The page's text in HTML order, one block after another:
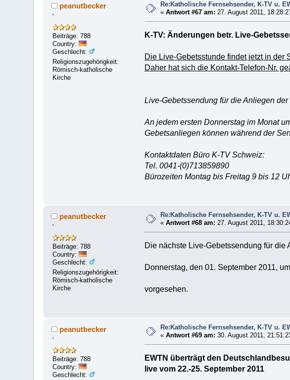
peanutbecker
'
Beiträge: 788
Country:
Geschlecht:
Religionszugehörigkeit:
Römisch-katholische
Kirche
Re:Katholische Fernsehsender, K-TV u.
«Antwort #67 am: 27. August 2011,
K-TV: Änderungen betr. Live-
Die Live-Gebetsstunde findet jetzt in der
Daher hat sich die Kontakt-Telefon-Nr.
Live-Gebetssendung für die Anliegen
An jedem ersten Donnerstag im Monat
Gebetsanliegen können während der
Kontaktdaten Büro K-TV Schweiz:
Tel. 0041-(0)713859890
Bürozeiten Montag bis Freitag 9 bis 12
peanutbecker
'
Beiträge: 788
Country:
Geschlecht:
Religionszugehörigkeit:
Römisch-katholische
Kirche
Re:Katholische Fernsehsender, K-TV u.
«Antwort #68 am: 27. August 2011,
Die nächste Live-Gebetssendung für
Donnerstag, den 01. September 2011,
vorgesehen.
peanutbecker
'
Beiträge: 788
Country:
Geschlecht:
Re:Katholische Fernsehsender, K-TV u.
«Antwort #69 am: 30. August 2011,
EWTN überträgt den
live vom 22.-25. September 2011